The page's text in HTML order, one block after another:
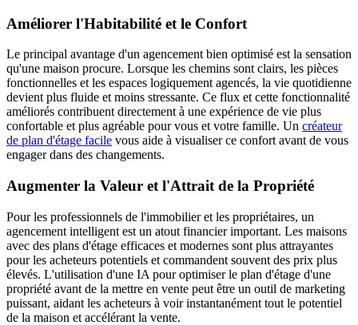
Améliorer l'Habitabilité et le Confort
Le principal avantage d'un agencement bien optimisé est la sensation
qu'une maison procure. Lorsque les chemins sont clairs, les pièces
fonctionnelles et les espaces logiquement agencés, la vie quotidienne
devient plus fluide et moins stressante. Ce flux et cette fonctionnalité
améliorés contribuent directement à une expérience de vie plus
confortable et plus agréable pour vous et votre famille. Un créateur
de plan d'étage facile vous aide à visualiser ce confort avant de vous
engager dans des changements.
Augmenter la Valeur et l'Attrait de la Propriété
Pour les professionnels de l'immobilier et les propriétaires, un
agencement intelligent est un atout financier important. Les maisons
avec des plans d'étage efficaces et modernes sont plus attrayantes
pour les acheteurs potentiels et commandent souvent des prix plus
élevés. L'utilisation d'une IA pour optimiser le plan d'étage d'une
propriété avant de la mettre en vente peut être un outil de marketing
puissant, aidant les acheteurs à voir instantanément tout le potentiel
de la maison et accélérant la vente.